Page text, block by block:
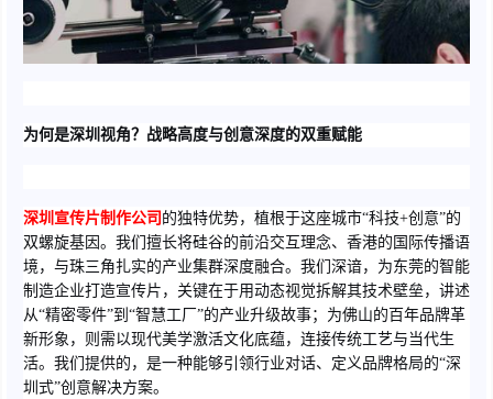
为何是深圳视角？战略高度与创意深度的双重赋能
深圳宣传片制作公司 的独特优势，植根于这座城市“科技+创意”的
双螺旋基因。我们擅长将硅谷的前沿交互理念、香港的国际传播语
境，与珠三角扎实的产业集群深度融合。我们深谙，为东莞的智能
制造企业打造宣传片，关键在于用动态视觉拆解其技术壁垒，讲述
从“精密零件”到“智慧工厂”的产业升级故事；为佛山的百年品牌革
新形象，则需以现代美学激活文化底蕴，连接传统工艺与当代生
活。我们提供的，是一种能够引领行业对话、定义品牌格局的“深
圳式”创意解决方案。